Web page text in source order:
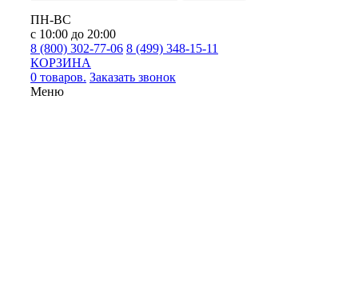
ПН-ВС
с 10:00 до 20:00
8 (800) 302-77-06 8 (499) 348-15-11
КОРЗИНА
0 товаров. Заказать звонок
Меню